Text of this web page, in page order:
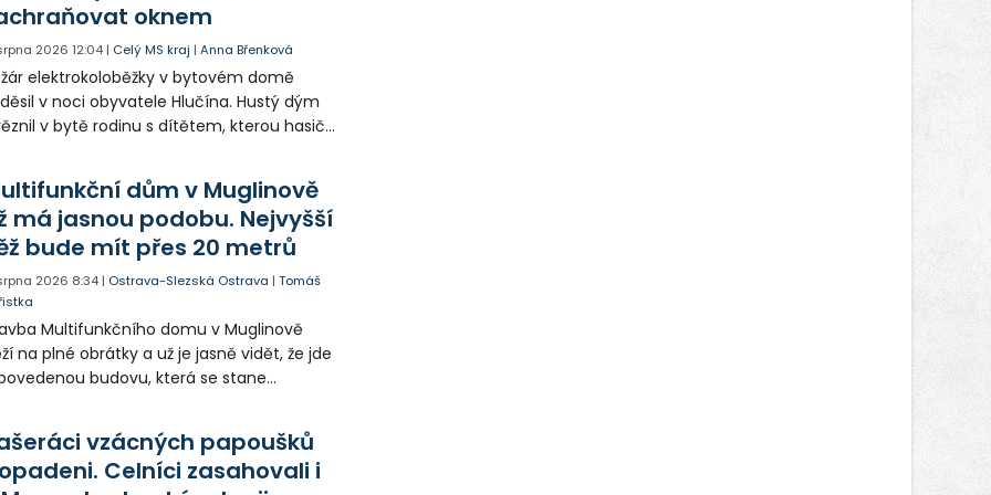
oknem
2026 12:04 | Celý MS kraj |Anna Břenková
elektrokoloběžky v bytovém domě
v noci obyvatele Hlučína. Hustý dým
v bytě rodinu s dítětem, kterou hasiči
dům v Muglinově
má jasnou podobu. Nejvyšší
bude mít přes 20 metrů
2026 8:34 | Ostrava-Slezská Ostrava |Tomáš
Multifunkčního domu v Muglinově
na plné obrátky a už je jasně vidět, že jde
budovu, která se stane
věže a brzy nebude potřeba jeřáb,
kterého dům vzniká.
vzácných papoušků
Celníci zasahovali i